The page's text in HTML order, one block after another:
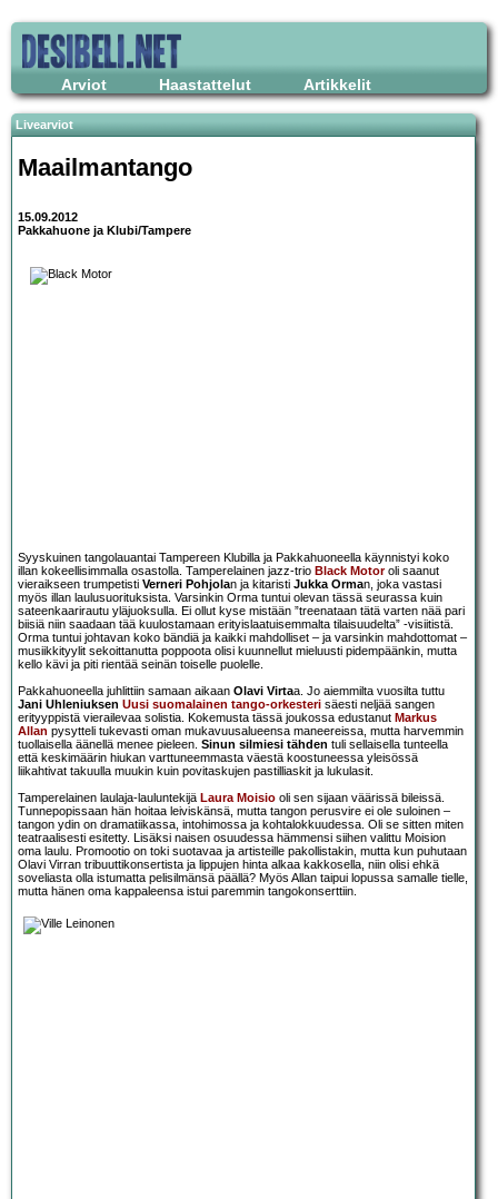
Arviot Haastattelut Artikkelit
Livearviot
Maailmantango
15.09.2012
Pakkahuone ja Klubi/Tampere
Syyskuinen tangolauantai Tampereen Klubilla ja Pakkahuoneella käynnistyi koko
illan kokeellisimmalla osastolla. Tamperelainen jazz-trio Black Motoroli saanut
vieraikseen trumpetisti Verneri Pohjolan ja kitaristi Jukka Orman, joka vastasi
myös illan laulusuorituksista. Varsinkin Orma tuntui olevan tässä seurassa kuin
sateenkaarirautu yläjuoksulla. Ei ollut kyse mistään ”treenataan tätä varten nää pari
biisiä niin saadaan tää kuulostamaan erityislaatuisemmalta tilaisuudelta” -visiitistä.
Orma tuntui johtavan koko bändiä ja kaikki mahdolliset – ja varsinkin mahdottomat –
musiikkityylit sekoittanutta poppoota olisi kuunnellut mieluusti pidempäänkin, mutta
kello kävi ja piti rientää seinän toiselle puolelle.
Pakkahuoneella juhlittiin samaan aikaan Olavi Virtaa. Jo aiemmilta vuosilta tuttu
Jani Uhleniuksen Uusi suomalainen tango-orkesteri säesti neljää sangen
erityyppistä vierailevaa solistia. Kokemusta tässä joukossa edustanut Markus
Allan pysytteli tukevasti oman mukavuusalueensa maneereissa, mutta harvemmin
tuollaisella äänellä menee pieleen. Sinun silmiesi tähden tuli sellaisella tunteella
että keskimäärin hiukan varttuneemmasta väestä koostuneessa yleisössä
liikahtivat takuulla muukin kuin povitaskujen pastilliaskit ja lukulasit.
Tamperelainen laulaja-lauluntekijä Laura Moisio oli sen sijaan väärissä bileissä.
Tunnepopissaan hän hoitaa leiviskänsä, mutta tangon perusvire ei ole suloinen –
tangon ydin on dramatiikassa, intohimossa ja kohtalokkuudessa. Oli se sitten miten
teatraalisesti esitetty. Lisäksi naisen osuudessa hämmensi siihen valittu Moision
oma laulu. Promootio on toki suotavaa ja artisteille pakollistakin, mutta kun puhutaan
Olavi Virran tribuuttikonsertista ja lippujen hinta alkaa kakkosella, niin olisi ehkä
soveliasta olla istumatta pelisilmänsä päällä? Myös Allan taipui lopussa samalle tielle,
mutta hänen oma kappaleensa istui paremmin tangokonserttiin.